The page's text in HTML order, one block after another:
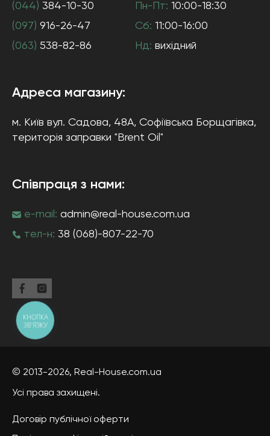
(044) 384-10-30
(097) 916-26-47
(063) 538-82-86
Пн-Пт: 10:00-18:30
Сб: 11:00-16:00
Нд: вихідний
Адреса магазину:
м. Київ вул. Садова, 48А, Софіївська Борщагівка,
територія заправки "Brent Oil"
Співпраця з нами:
e-mail: admin@real-house.com.ua
тел-н: 38 (068)-807-22-70
© 2013-2026, Real-House.com.ua
Усі права захищені.
Договір публічної оферти
КНОПКА
ЗВ'ЯЗКУ